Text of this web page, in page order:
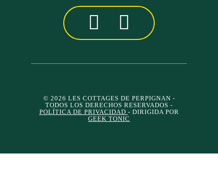
© 2026 LES COTTAGES DE PERPIGNAN -
TODOS LOS DERECHOS RESERVADOS -
POLÍTICA DE PRIVACIDAD - DIRIGIDA POR
GEEK TONIC